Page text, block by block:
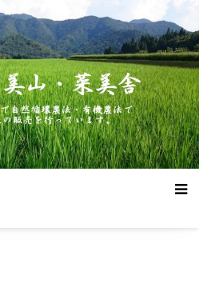
美舎
農法・有機農法で作った米・野菜
っています。